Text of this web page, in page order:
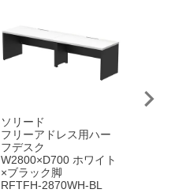
ソリード
フリーアドレス用ハー
フデスク
W2800×D700 ホワイト
×ブラック脚
RFTFH-2870WH-BL